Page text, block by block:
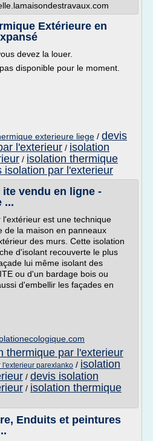
Extérieure en
devez la louer.
disponible pour le moment.
exterieure liege / devis
l'exterieur / isolation
/ isolation thermique
isolation par l'exterieur
vendu en ligne -
...
est une technique
de la maison en panneaux
des murs. Cette isolation
d'isolant recouverte le plus
lui même isolant des
ou d'un bardage bois ou
d'embellir les façades en
thermique par l'exterieur
parexlanko / isolation
/ devis isolation
/ isolation thermique
Enduits et peintures